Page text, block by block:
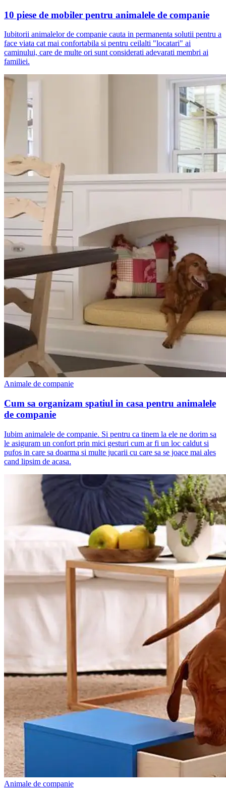
10 piese de mobiler pentru animalele de companie
Iubitorii animalelor de companie cauta in permanenta solutii pentru a
face viata cat mai confortabila si pentru ceilalti "locatari" ai
caminului, care de multe ori sunt considerati adevarati membri ai
familiei.
Animale de companie
Cum sa organizam spatiul in casa pentru animalele
de companie
Iubim animalele de companie. Si pentru ca tinem la ele ne dorim sa
le asiguram un confort prin mici gesturi cum ar fi un loc caldut si
pufos in care sa doarma si multe jucarii cu care sa se joace mai ales
cand lipsim de acasa.
Animale de companie